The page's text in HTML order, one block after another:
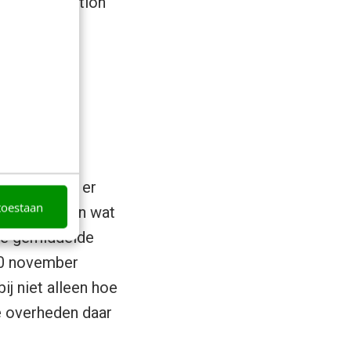
het
andere
er
krijgen? En wat
gemiddelde
november
niet alleen hoe
daar